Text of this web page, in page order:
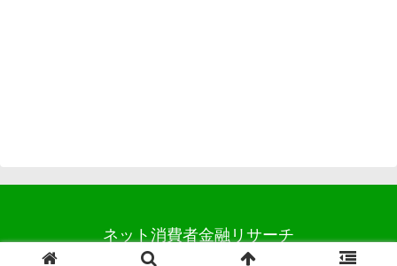
ネット消費者金融リサーチ
© 2014 ネット消費者金融リサーチ.